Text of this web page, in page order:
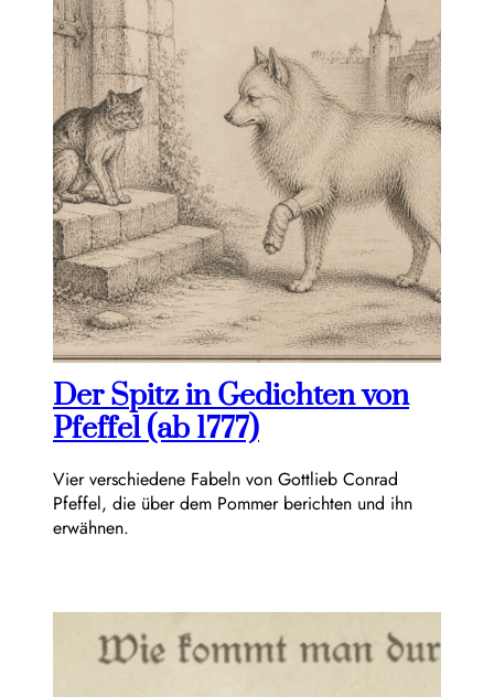
Der Spitz in Gedichten von
Pfeffel (ab 1777)
Vier verschiedene Fabeln von Gottlieb Conrad
Pfeffel, die über dem Pommer berichten und ihn
erwähnen.